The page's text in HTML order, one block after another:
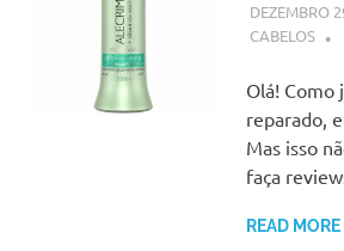
DEZEMBRO
CABELOS
Olá! Como
reparado,
Mas isso
faça
READ MORE